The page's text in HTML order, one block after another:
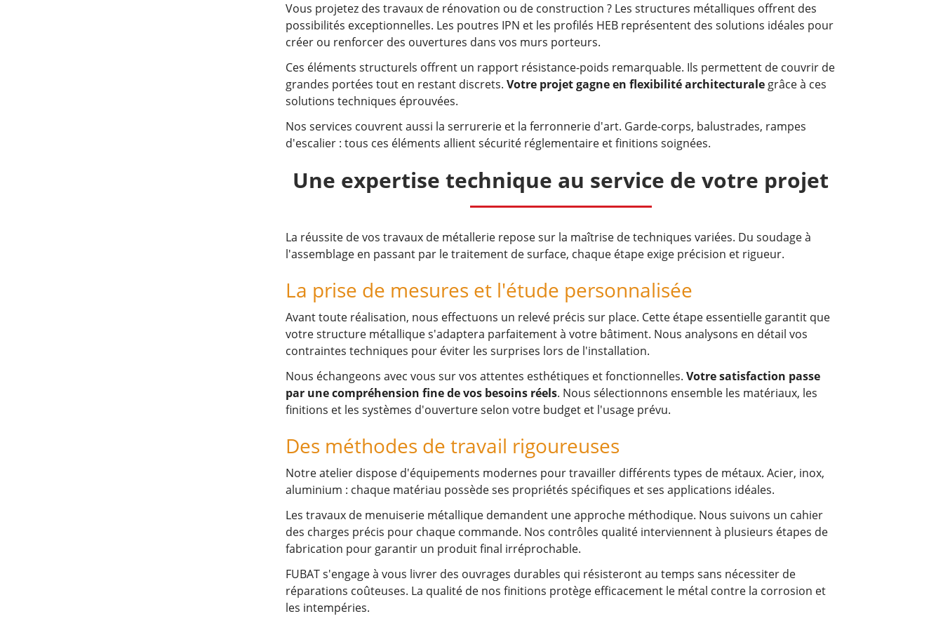
Vous projetez des travaux de rénovation ou de construction ? Les structures métalliques offrent des
possibilités exceptionnelles. Les poutres IPN et les profilés HEB représentent des solutions idéales pour
créer ou renforcer des ouvertures dans vos murs porteurs.
Ces éléments structurels offrent un rapport résistance-poids remarquable. Ils permettent de couvrir de
grandes portées tout en restant discrets. Votre projet gagne en flexibilité architecturalegrâce à ces
solutions techniques éprouvées.
Nos services couvrent aussi la serrurerie et la ferronnerie d'art. Garde-corps, balustrades, rampes
d'escalier : tous ces éléments allient sécurité réglementaire et finitions soignées.
Une expertise technique au service de votre projet
La réussite de vos travaux de métallerie repose sur la maîtrise de techniques variées. Du soudage à
l'assemblage en passant par le traitement de surface, chaque étape exige précision et rigueur.
La prise de mesures et l'étude personnalisée
Avant toute réalisation, nous effectuons un relevé précis sur place. Cette étape essentielle garantit que
votre structure métallique s'adaptera parfaitement à votre bâtiment. Nous analysons en détail vos
contraintes techniques pour éviter les surprises lors de l'installation.
Nous échangeons avec vous sur vos attentes esthétiques et fonctionnelles. Votre satisfaction passe
par une compréhension fine de vos besoins réels. Nous sélectionnons ensemble les matériaux, les
finitions et les systèmes d'ouverture selon votre budget et l'usage prévu.
Des méthodes de travail rigoureuses
Notre atelier dispose d'équipements modernes pour travailler différents types de métaux. Acier, inox,
aluminium : chaque matériau possède ses propriétés spécifiques et ses applications idéales.
Les travaux de menuiserie métallique demandent une approche méthodique. Nous suivons un cahier
des charges précis pour chaque commande. Nos contrôles qualité interviennent à plusieurs étapes de
fabrication pour garantir un produit final irréprochable.
FUBAT s'engage à vous livrer des ouvrages durables qui résisteront au temps sans nécessiter de
réparations coûteuses. La qualité de nos finitions protège efficacement le métal contre la corrosion et
les intempéries.